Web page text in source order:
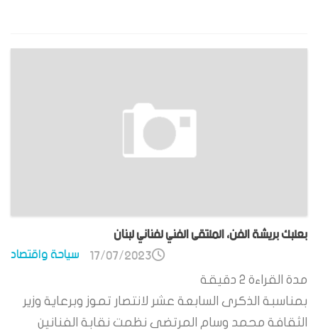
بعلبك بريشة الفن، الملتقى الفني لفناني لبنان
سياحة واقتصاد 17/07/2023
مدة القراءة 2 دقيقة
بمناسبة الذكرى السابعة عشر لانتصار تموز وبرعاية وزير
الثقافة محمد وسام المرتضى نظمت نقابة الفنانين